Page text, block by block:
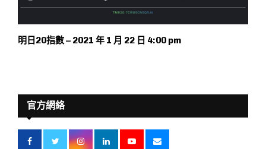
明日20指數 – 2021 年 1 月 22 日 4:00 pm
官方網絡